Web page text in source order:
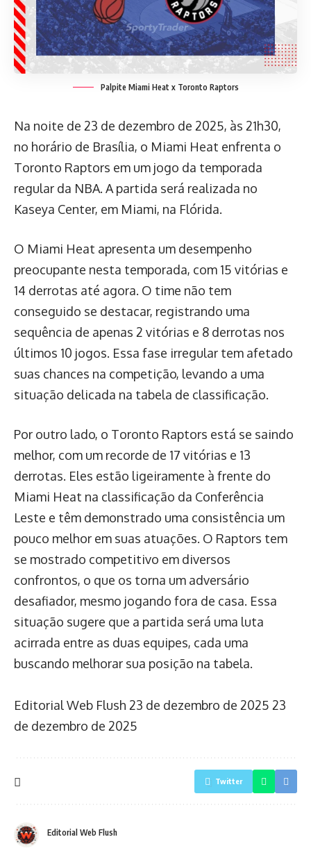
Palpite Miami Heat x Toronto Raptors
Na noite de 23 de dezembro de 2025, às 21h30,
no horário de Brasília, o Miami Heat enfrenta o
Toronto Raptors em um jogo da temporada
regular da NBA. A partida será realizada no
Kaseya Center, em Miami, na Flórida.
O Miami Heat apresenta um desempenho
preocupante nesta temporada, com 15 vitórias e
14 derrotas até agora. O time não tem
conseguido se destacar, registrando uma
sequência de apenas 2 vitórias e 8 derrotas nos
últimos 10 jogos. Essa fase irregular tem afetado
suas chances na competição, levando a uma
situação delicada na tabela de classificação.
Por outro lado, o Toronto Raptors está se saindo
melhor, com um recorde de 17 vitórias e 13
derrotas. Eles estão ligeiramente à frente do
Miami Heat na classificação da Conferência
Leste e têm demonstrado uma consistência um
pouco melhor em suas atuações. O Raptors tem
se mostrado competitivo em diversos
confrontos, o que os torna um adversário
desafiador, mesmo jogando fora de casa. Essa
situação sugere que a partida será uma luta
acirrada entre as duas equipes, cada uma
buscando melhorar sua posição na tabela.
Editorial Web Flush 23 de dezembro de 2025 23
de dezembro de 2025
Twitter
Editorial Web Flush